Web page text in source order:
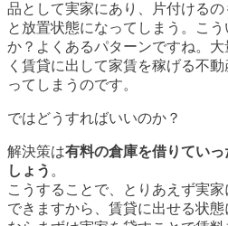
品として実家にあり、片付ける
と放置状態になってしまう。こ
か？よくあるパターンですね。
く賃貸に出して家賃を稼げる不
ってしまうのです。
ではどうすればいいのか？
解決策は有料の倉庫を借りてい
しょう 。
こうすることで、とりあえず実
できますから、賃貸に出せる状